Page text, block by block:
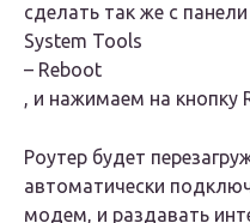
сделать так же с
System Tools
– Reboot
, и нажимаем на кнопку
Роутер будет
автоматически
модем, и раздавать